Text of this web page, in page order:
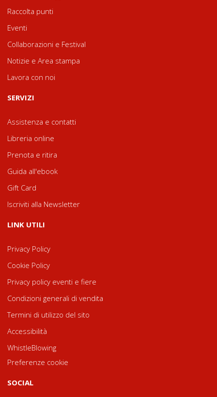
Raccolta punti
Eventi
Collaborazioni e Festival
Notizie e Area stampa
Lavora con noi
SERVIZI
Assistenza e contatti
Libreria online
Prenota e ritira
Guida all'ebook
Gift Card
Iscriviti alla Newsletter
LINK UTILI
Privacy Policy
Cookie Policy
Privacy policy eventi e fiere
Condizioni generali di vendita
Termini di utilizzo del sito
Accessibilità
WhistleBlowing
Preferenze cookie
SOCIAL